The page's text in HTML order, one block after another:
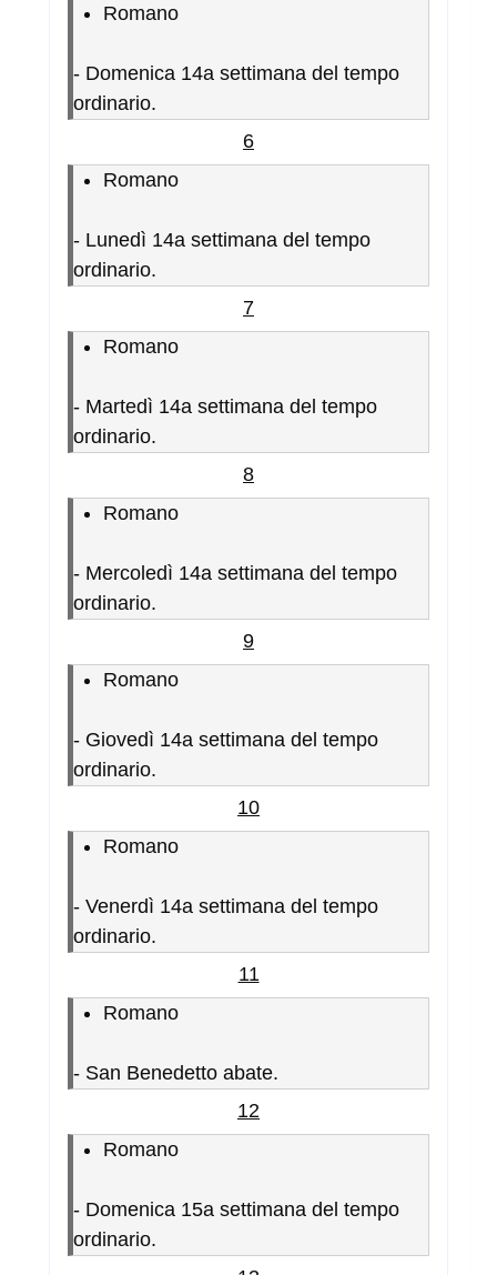
Romano
- Domenica 14a settimana del tempo
ordinario.
6
Romano
- Lunedì 14a settimana del tempo
ordinario.
7
Romano
- Martedì 14a settimana del tempo
ordinario.
8
Romano
- Mercoledì 14a settimana del tempo
ordinario.
9
Romano
- Giovedì 14a settimana del tempo
ordinario.
10
Romano
- Venerdì 14a settimana del tempo
ordinario.
11
Romano
- San Benedetto abate.
12
Romano
- Domenica 15a settimana del tempo
ordinario.